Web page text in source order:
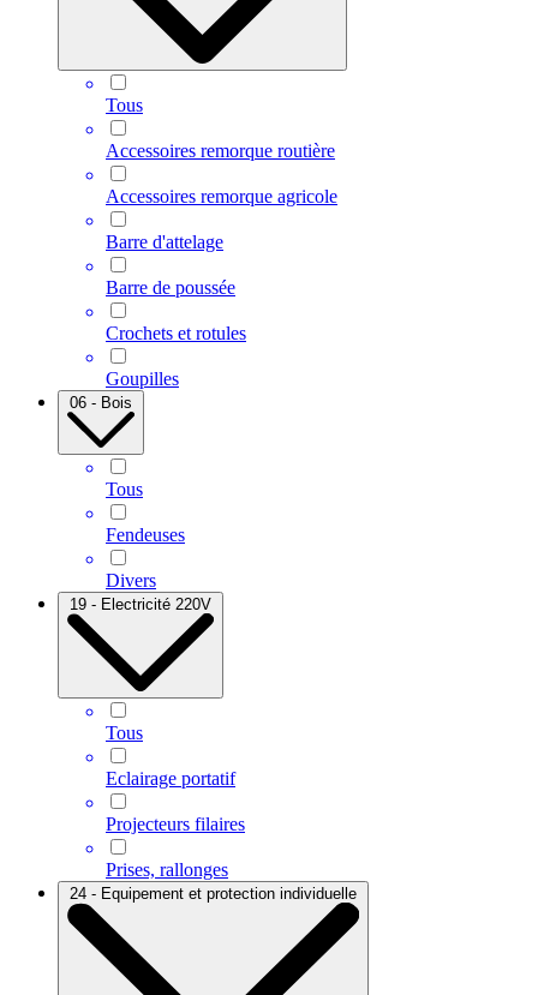
Tous
Accessoires remorque routière
Accessoires remorque agricole
Barre d'attelage
Barre de poussée
Crochets et rotules
Goupilles
06 - Bois
Tous
Fendeuses
Divers
19 - Electricité 220V
Tous
Eclairage portatif
Projecteurs filaires
Prises, rallonges
24 - Equipement et protection individuelle